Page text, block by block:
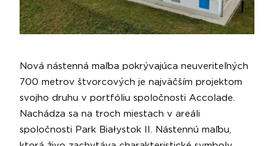
Nová nástenná maľba pokrývajúca neuveriteľných
700 metrov štvorcových je najväčším projektom
svojho druhu v portfóliu spoločnosti Accolade.
Nachádza sa na troch miestach v areáli
spoločnosti Park Białystok II. Nástennú maľbu,